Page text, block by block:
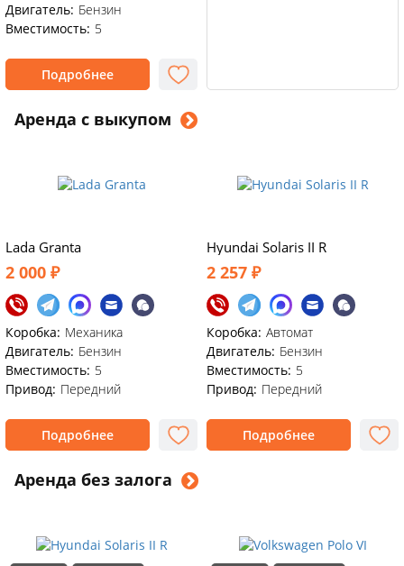
Двигатель: Бензин
Вместимость: 5
Подробнее
Аренда с выкупом
Lada Granta
2 000 ₽
Коробка: Механика
Двигатель: Бензин
Вместимость: 5
Привод: Передний
Подробнее
Hyundai Solaris II R
2 257 ₽
Коробка: Автомат
Двигатель: Бензин
Вместимость: 5
Привод: Передний
Подробнее
Аренда без залога